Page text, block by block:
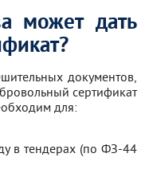
может дать
документов,
сертификат
для:
в тендерах (по ФЗ-44